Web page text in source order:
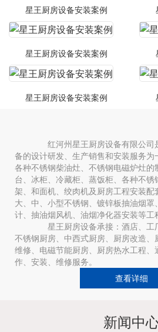
星王厨房设备安装案例
星王厨房设备安装案例
星王厨房设备安装案例
红河州星王厨房设备有限公司
备的设计研发、生产销售和安装服务
各种不锈钢柴油灶、不锈钢电磁炉灶
台、冰柜、冷藏柜、蒸饭柜、各种不
架、和面机、绞肉机及厨房工程安装配
大、中、小型不锈钢、镀锌板抽油烟
计、抽油烟风机、油烟净化器安装等工
星王厨房设备承接：酒店、工
不锈钢厨房、中西式厨房、厨房改造
维修、电磁节能厨房、厨房热水工程
作、安装、维修服务。
查看详细
新闻中